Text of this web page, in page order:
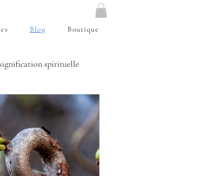
Blog Boutique
spirituelle